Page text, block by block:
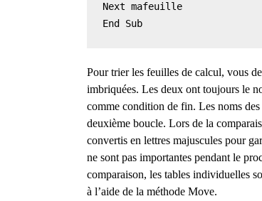
Next mafeuille
End Sub
Pour trier les feuilles de calcul, vous
imbriquées. Les deux ont toujours le
comme condition de fin. Les noms
deuxième boucle. Lors de la
convertis en lettres majuscules pour
ne sont pas importantes pendant le
comparaison, les tables individuelles
à l’aide de la méthode Move.